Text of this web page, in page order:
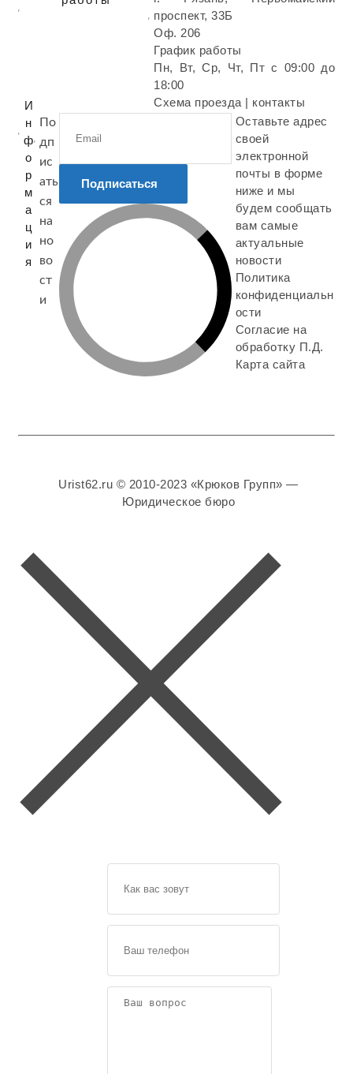
проспект, 33Б
Оф. 206
График работы
Пн, Вт, Ср, Чт, Пт с 09:00 до
18:00
Схема проезда | контакты
И
н
ф
о
р
м
а
ц
и
я
По
дп
ис
ать
ся
на
но
во
ст
и
Подписаться
Оставьте адрес
своей
электронной
почты в форме
ниже и мы
будем сообщать
вам самые
актуальные
новости
Политика
конфиденциальн
ости
Согласие на
обработку П.Д.
Карта сайта
Urist62.ru © 2010-2023 «Крюков Групп» —
Юридическое бюро